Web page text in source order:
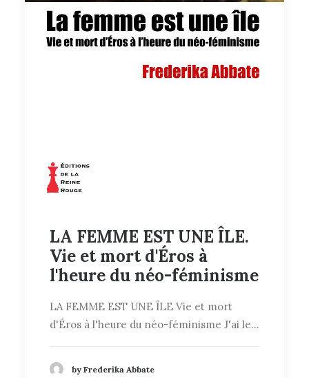
LA FEMME EST UNE ÎLE.
Vie et mort d'Éros à
l'heure du néo-féminisme
LA FEMME EST UNE ÎLE Vie et mort
d'Éros à l'heure du néo-féminisme J'ai le…
by Frederika Abbate